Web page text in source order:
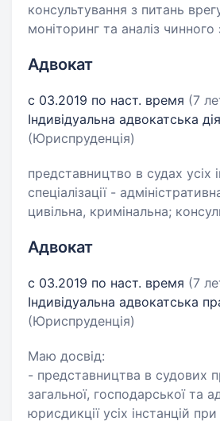
консультування з питань
моніторинг та аналіз
Адвокат
с 03.2019 по наст. время (7
Індивідуальна адвокатська
(Юриспруденція)
представництво в судах усіх
спеціалізації -
цивільна, кримінальна;
Адвокат
с 03.2019 по наст. время (7
Індивідуальна адвокатська
(Юриспруденція)
Маю досвід:
- представництва в судових
загальної, господарської та
юрисдикції усіх інстанцій